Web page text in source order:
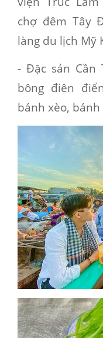
chợ đêm Tây
làng du lịch Mỹ
-Đặc sản Cần
bông điên
bánh xèo,